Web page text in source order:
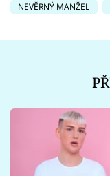
NEVĚRNÝ MANŽEL